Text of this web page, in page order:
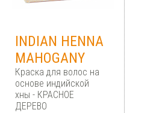
INDIAN HENNA
MAHOGANY
Краска для волос на
основе индийской
хны - КРАСНОЕ
ДЕРЕВО